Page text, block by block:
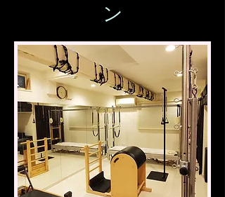
ン